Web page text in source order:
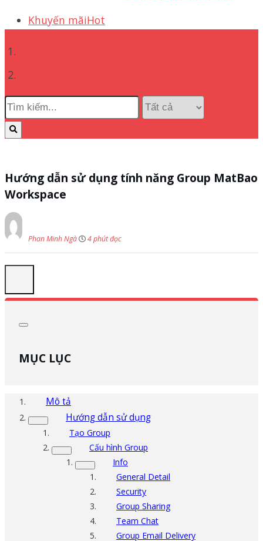
Khuyến mãiHot
Hướng dẫn sử dụng tính năng Group MatBao
Workspace
Phan Minh Ngà 4 phút đọc
MỤC LỤC
Mô tả
Hướng dẫn sử dụng
Tạo Group
Cấu hình Group
Info
General Detail
Security
Group Sharing
Team Chat
Group Email Delivery